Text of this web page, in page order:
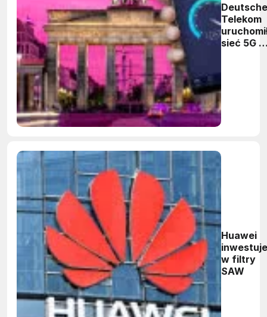
Deutsche
Telekom
sieć 5G w
Huawei
inwestuje
w filtry
SAW